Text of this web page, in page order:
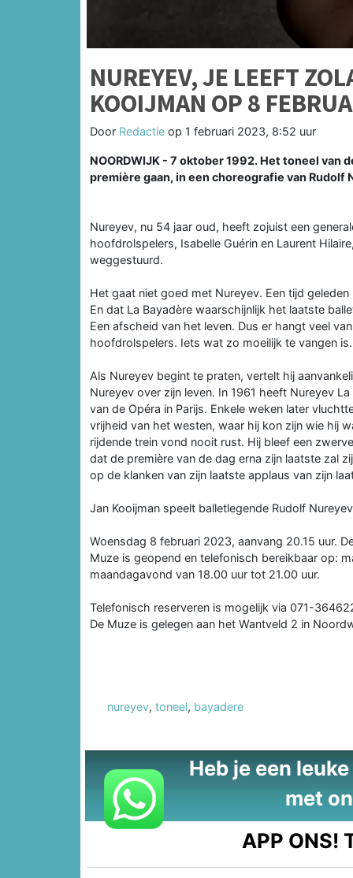
NUREYEV, JE LEEFT
KOOIJMAN OP 8
Door Redactie op 1 februari 2023, 8:52 uur
NOORDWIJK - 7 oktober 1992. Het toneel van
première gaan, in een choreografie van Rudolf
Nureyev, nu 54 jaar oud, heeft zojuist een
hoofdrolspelers, Isabelle Guérin en Laurent
weggestuurd.
Het gaat niet goed met Nureyev. Een tijd
En dat La Bayadère waarschijnlijk het laatste
Een afscheid van het leven. Dus er hangt veel
hoofdrolspelers. Iets wat zo moeilijk te vangen is.
Als Nureyev begint te praten, vertelt hij
Nureyev over zijn leven. In 1961 heeft Nureyev
van de Opéra in Parijs. Enkele weken later
vrijheid van het westen, waar hij kon zijn wie hij
rijdende trein vond nooit rust. Hij bleef een
dat de première van de dag erna zijn laatste zal
op de klanken van zijn laatste applaus van zijn
Jan Kooijman speelt balletlegende Rudolf
Woensdag 8 februari 2023, aanvang 20.15 uur.
Muze is geopend en telefonisch bereikbaar op:
maandagavond van 18.00 uur tot 21.00 uur.
Telefonisch reserveren is mogelijk via 071-
De Muze is gelegen aan het Wantveld 2 in
nureyev, toneel, bayadere
Heb je een
met
APP ONS!